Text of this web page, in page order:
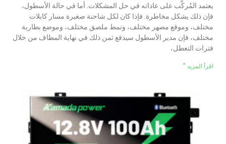
يعتمد المُركِّب على عاداته في حل المشكلات. أما في حالة الأسطول،
فإن ذلك يشكل مخاطرة. فإذا كان لكل شاحنة صغيرة مسار كابلات
مختلف، وموقع مصهر مختلف، ونمط ملصق مختلف، وموضع بطارية
مختلف، فإن مدير الأسطول سيدفع ثمن ذلك في نهاية المطاف من خلال
فترات التعطل،
اقرأ المزيد "